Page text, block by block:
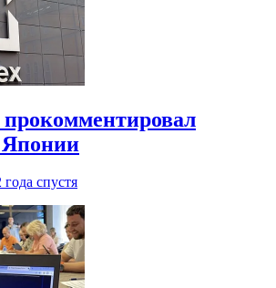
прокомментировал
года спустя